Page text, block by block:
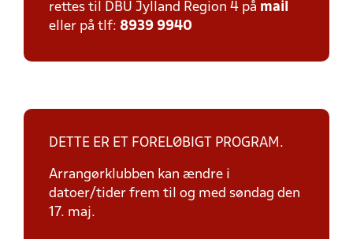
rettes til DBU Jylland Region 4 på mail
eller på tlf: 8939 9940
DETTE ER ET FORELØBIGT PROGRAM.
Arrangørklubben kan ændre i
datoer/tider frem til og med søndag den
17. maj.